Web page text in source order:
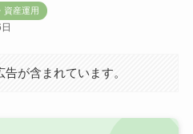
資産運用
が含まれています。